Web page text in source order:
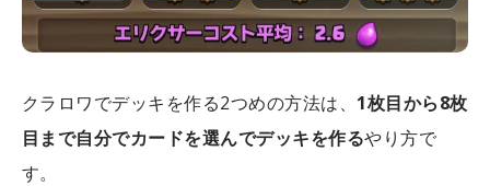
クラロワでデッキを作る2つめの方法は、 1枚目から8枚
目まで自分でカードを選んでデッキを作るやり方で
す。